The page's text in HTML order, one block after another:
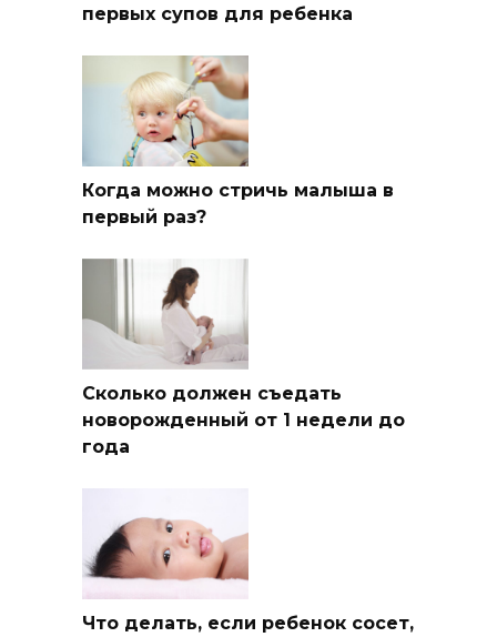
первых супов для ребенка
Когда можно стричь малыша в
первый раз?
Сколько должен съедать
новорожденный от 1 недели до
года
Что делать, если ребенок сосет,